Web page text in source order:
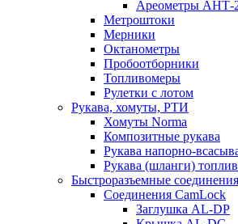
Ареометры АНТ-
Метроштоки
Мерники
Октанометры
Пробоотборники
Топливомеры
Рулетки с лотом
Рукава, хомуты, РТИ
Хомуты Norma
Композитные рукава
Рукава напорно-
Рукава (шланги)
Быстроразъемные соединения
Соединения CamLock
Заглушка AL-DP